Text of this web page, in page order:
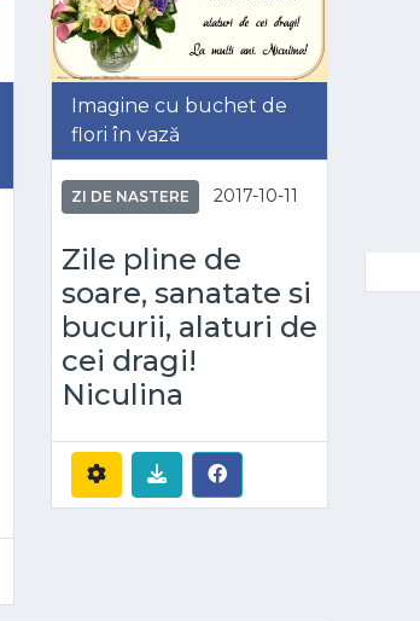
Imagine cu buchet de
flori în vază
ZI DE NASTERE 2017-10-11
Zile pline de
soare, sanatate si
bucurii, alaturi de
cei dragi!
Niculina